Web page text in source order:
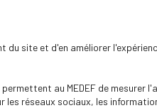
du site et d'en améliorer
au MEDEF de mesurer
les réseaux sociaux, les